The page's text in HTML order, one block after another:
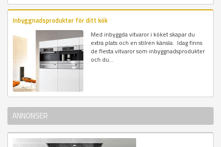
Inbyggnadsprodukter för ditt kök
Med inbyggda vitvaror i köket skapar du
extra plats och en stilren känsla. Idag finns
de flesta vitvaror som inbyggnadsprodukter
och du...
ANNONSER